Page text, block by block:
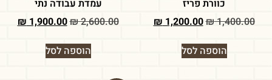
כוורת פריז
₪1,400.00
₪1,200.00
הוספה לסל
עמדת עבודה נתי
₪2,600.00
₪1,900.00
הוספה לסל